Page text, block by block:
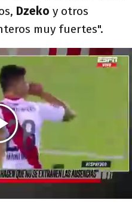
Dzeko y otros
muy fuertes".